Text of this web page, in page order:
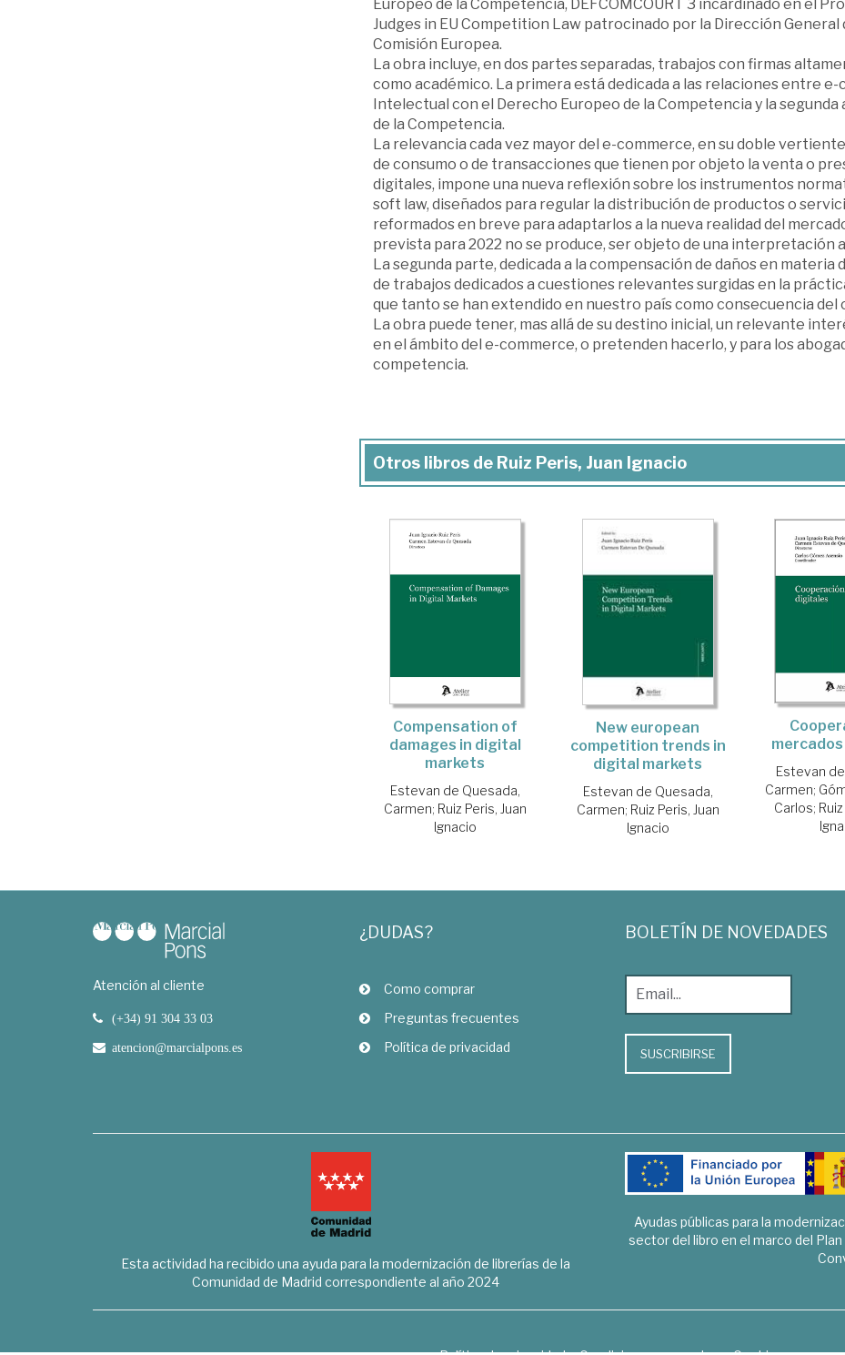
Europeo de la Competencia, DEFCOMCOURT 3 incardinado en el
Judges in EU Competition Law patrocinado por la Dirección General
Comisión Europea.
La obra incluye, en dos partes separadas, trabajos con firmas
como académico. La primera está dedicada a las relaciones entre
Intelectual con el Derecho Europeo de la Competencia y la segunda
de la Competencia.
La relevancia cada vez mayor del e-commerce, en su doble
de consumo o de transacciones que tienen por objeto la venta o
digitales, impone una nueva reflexión sobre los instrumentos
soft law, diseñados para regular la distribución de productos o
reformados en breve para adaptarlos a la nueva realidad del
prevista para 2022 no se produce, ser objeto de una interpretación
La segunda parte, dedicada a la compensación de daños en
de trabajos dedicados a cuestiones relevantes surgidas en la
que tanto se han extendido en nuestro país como consecuencia del
La obra puede tener, mas allá de su destino inicial, un relevante
en el ámbito del e-commerce, o pretenden hacerlo, y para los
competencia.
Otros libros de Ruiz Peris, Juan Ignacio
Compensation of
damages in digital
markets
Estevan de Quesada,
Carmen; Ruiz Peris, Juan
Ignacio
New european
competition trends in
digital markets
Estevan de Quesada,
Carmen; Ruiz Peris, Juan
Ignacio
Estevan
Carmen;
Carlos;
Atención al cliente
(+34) 91 304 33 03
atencion@marcialpons.es
¿DUDAS?
Como comprar
Preguntas frecuentes
Política de privacidad
BOLETÍN DE NOVEDADES
SUSCRIBIRSE
Esta actividad ha recibido una ayuda para la modernización de librerías de la
Comunidad de Madrid correspondiente al año 2024
Ayudas públicas para la
sector del libro en el marco del